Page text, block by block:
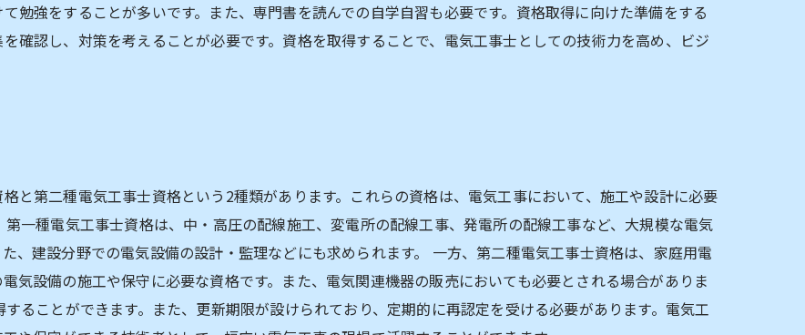
勉強をすることが多いです。また、専門書を読んでの自学自習も必要です。資格取得に向けた準備をする
確認し、対策を考えることが必要です。資格を取得することで、電気工事士としての技術力を高め、ビジ
と第二種電気工事士資格という2種類があります。これらの資格は、電気工事において、施工や設計に必要
一種電気工事士資格は、中・高圧の配線施工、変電所の配線工事、発電所の配線工事など、大規模な電気
、建設分野での電気設備の設計・監理などにも求められます。 一方、第二種電気工事士資格は、家庭用電
気設備の施工や保守に必要な資格です。また、電気関連機器の販売においても必要とされる場合がありま
ることができます。また、更新期限が設けられており、定期的に再認定を受ける必要があります。電気工